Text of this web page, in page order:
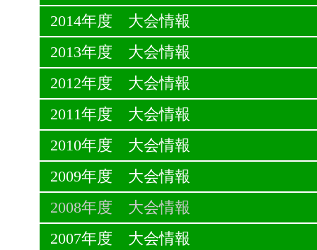
2014年度 大会情報
2013年度 大会情報
2012年度 大会情報
2011年度 大会情報
2010年度 大会情報
2009年度 大会情報
2008年度 大会情報
2007年度 大会情報